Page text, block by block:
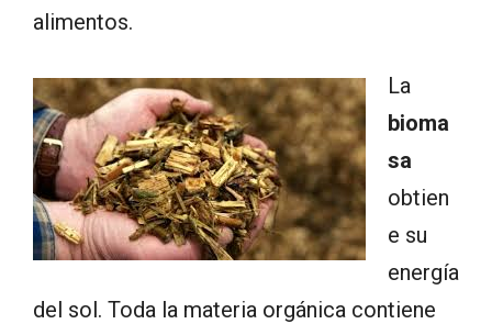
alimentos.
La
bioma
sa
obtien
e su
energía
del sol. Toda la materia orgánica contiene